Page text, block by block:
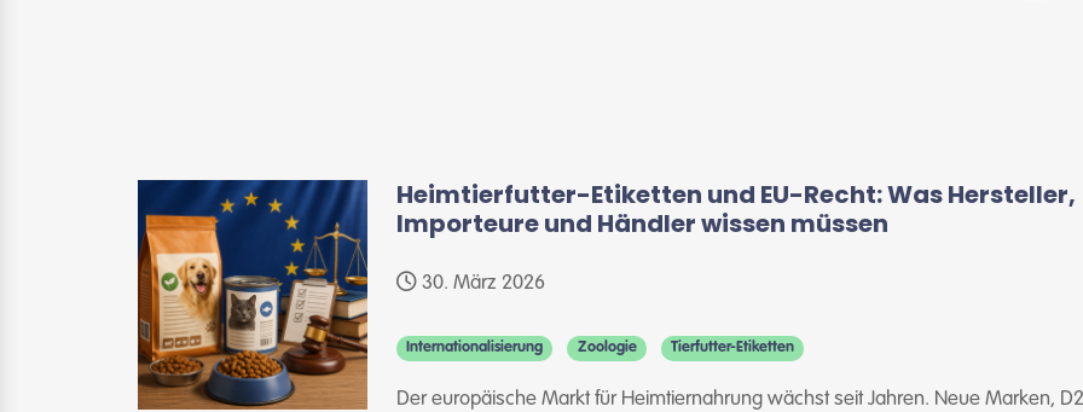
Heimtierfutter-Etiketten und EU-Recht: Was Hersteller,
Importeure und Händler wissen müssen
30. März 2026
Internationalisierung Zoologie Tierfutter-Etiketten
Der europäische Markt für Heimtiernahrung wächst seit Jahren. Neue Marken,